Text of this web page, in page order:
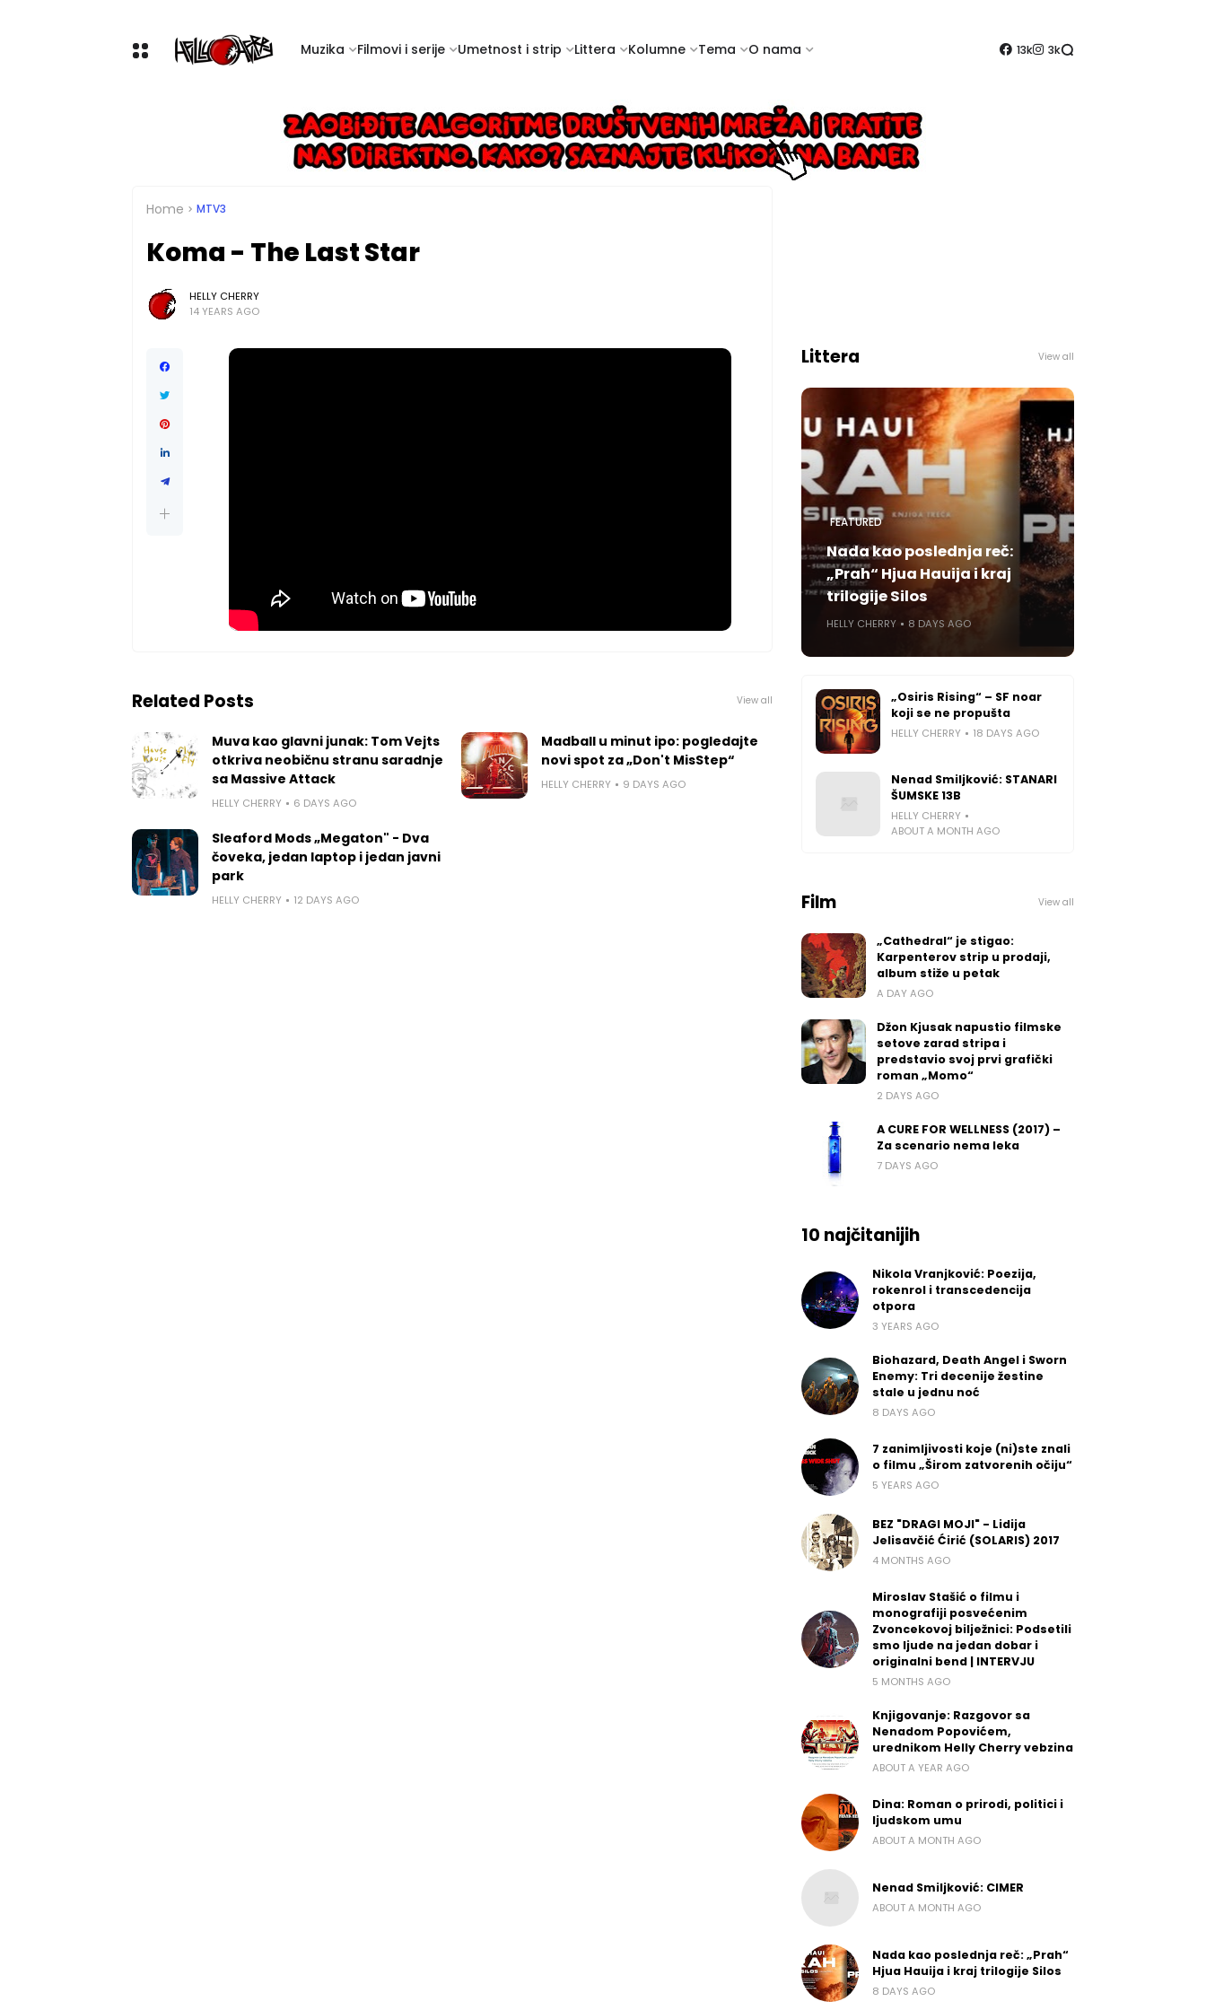
Muzika Filmovi i serije Umetnost i strip Littera Kolumne Tema O nama 13k 3k
Home MTV3
Koma - The Last Star
HELLY CHERRY
14 YEARS AGO
Related Posts View all
Muva kao glavni junak: Tom Vejts
otkriva neobičnu stranu saradnje
sa Massive Attack
HELLY CHERRY 6 DAYS AGO
Madball u minut ipo: pogledajte
novi spot za „Don't MisStep“
HELLY CHERRY 9 DAYS AGO
Sleaford Mods „Megaton" - Dva
čoveka, jedan laptop i jedan javni
park
HELLY CHERRY 12 DAYS AGO
Littera View all
FEATURED
Nada kao poslednja reč:
„Prah“ Hjua Hauija i kraj
trilogije Silos
HELLY CHERRY 8 DAYS AGO
„Osiris Rising“ – SF noar
koji se ne propušta
HELLY CHERRY 18 DAYS AGO
Nenad Smiljković: STANARI
ŠUMSKE 13B
HELLY CHERRY
ABOUT A MONTH AGO
Film View all
„Cathedral“ je stigao:
Karpenterov strip u prodaji,
album stiže u petak
A DAY AGO
Džon Kjusak napustio filmske
setove zarad stripa i
predstavio svoj prvi grafički
roman „Momo“
2 DAYS AGO
A CURE FOR WELLNESS (2017) –
Za scenario nema leka
7 DAYS AGO
10 najčitanijih
Nikola Vranjković: Poezija,
rokenrol i transcedencija
otpora
3 YEARS AGO
Biohazard, Death Angel i Sworn
Enemy: Tri decenije žestine
stale u jednu noć
8 DAYS AGO
7 zanimljivosti koje (ni)ste znali
o filmu „Širom zatvorenih očiju“
5 YEARS AGO
BEZ "DRAGI MOJI" - Lidija
Jelisavčić Ćirić (SOLARIS) 2017
4 MONTHS AGO
Miroslav Stašić o filmu i
monografiji posvećenim
Zvoncekovoj bilježnici: Podsetili
smo ljude na jedan dobar i
originalni bend | INTERVJU
5 MONTHS AGO
Knjigovanje: Razgovor sa
Nenadom Popovićem,
urednikom Helly Cherry vebzina
ABOUT A YEAR AGO
Dina: Roman o prirodi, politici i
ljudskom umu
ABOUT A MONTH AGO
Nenad Smiljković: CIMER
ABOUT A MONTH AGO
Nada kao poslednja reč: „Prah“
Hjua Hauija i kraj trilogije Silos
8 DAYS AGO